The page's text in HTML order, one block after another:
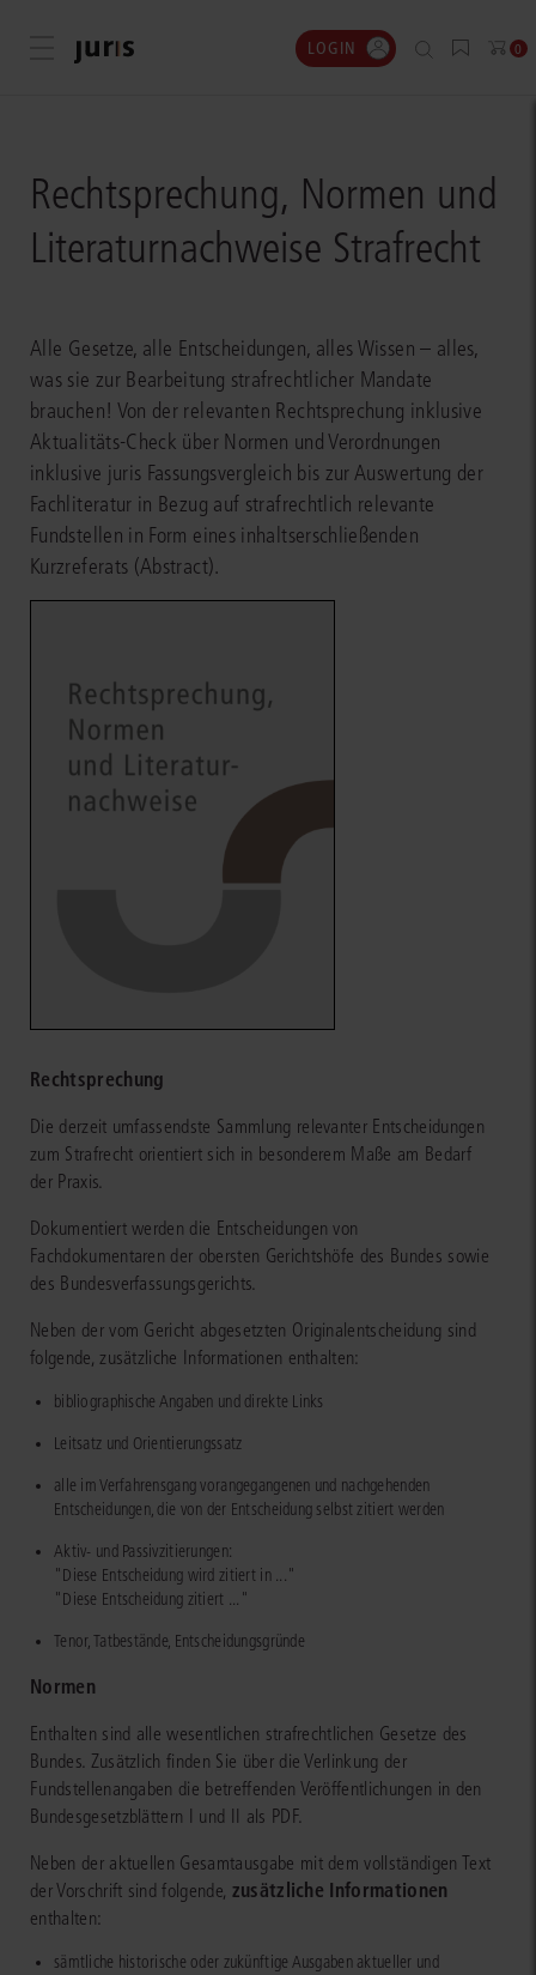
Menü öffnen LOGIN 0
Rechtsprechung, Normen und
Literaturnachweise Strafrecht
Alle Gesetze, alle Entscheidungen, alles Wissen – alles,
was sie zur Bearbeitung strafrechtlicher Mandate
brauchen! Von der relevanten Rechtsprechung inklusive
Aktualitäts-Check über Normen und Verordnungen
inklusive juris Fassungsvergleich bis zur Auswertung der
Fachliteratur in Bezug auf strafrechtlich relevante
Fundstellen in Form eines inhaltserschließenden
Kurzreferats (Abstract).
Rechtsprechung
Die derzeit umfassendste Sammlung relevanter Entscheidungen
zum Strafrecht orientiert sich in besonderem Maße am Bedarf
der Praxis.
Dokumentiert werden die Entscheidungen von
Fachdokumentaren der obersten Gerichtshöfe des Bundes sowie
des Bundesverfassungsgerichts.
Neben der vom Gericht abgesetzten Originalentscheidung sind
folgende, zusätzliche Informationen enthalten:
bibliographische Angaben und direkte Links
Leitsatz und Orientierungssatz
alle im Verfahrensgang vorangegangenen und nachgehenden
Entscheidungen, die von der Entscheidung selbst zitiert werden
Aktiv- und Passivzitierungen:
"Diese Entscheidung wird zitiert in ..."
"Diese Entscheidung zitiert ..."
Tenor, Tatbestände, Entscheidungsgründe
Normen
Enthalten sind alle wesentlichen strafrechtlichen Gesetze des
Bundes. Zusätzlich finden Sie über die Verlinkung der
Fundstellenangaben die betreffenden Veröffentlichungen in den
Bundesgesetzblättern I und II als PDF.
Neben der aktuellen Gesamtausgabe mit dem vollständigen Text
der Vorschrift sind folgende, zusätzliche Informationen
enthalten:
sämtliche historische oder zukünftige Ausgaben aktueller und